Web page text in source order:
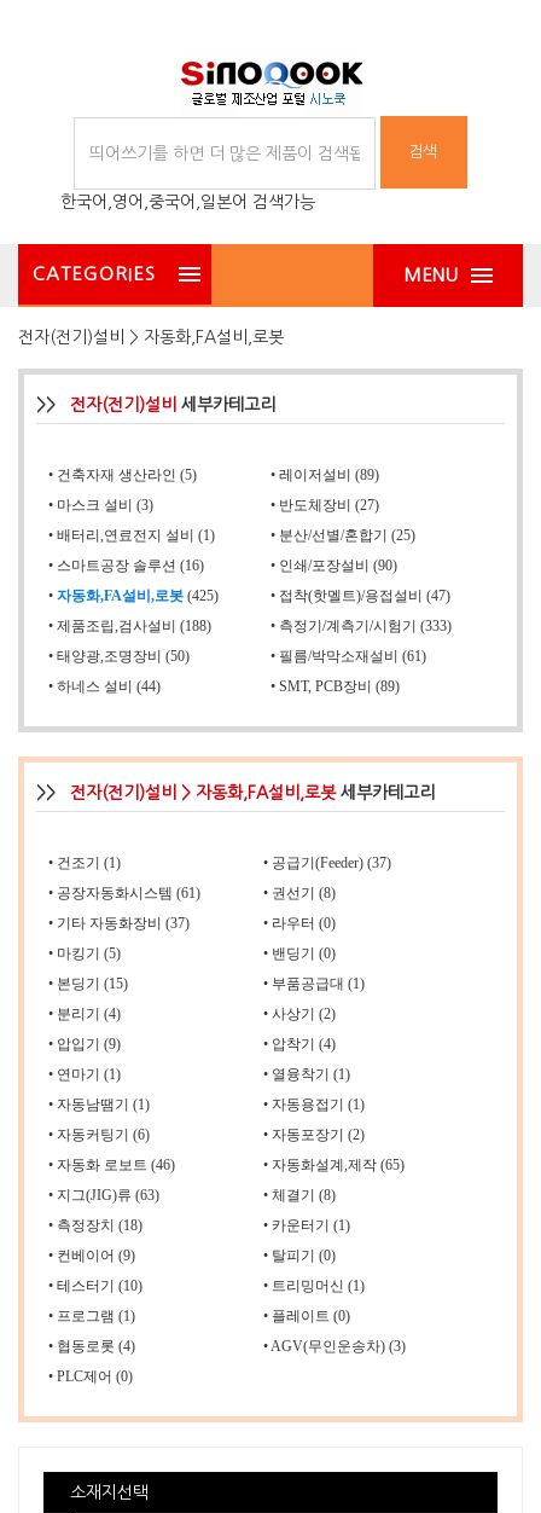
검색
한국어,영어,중국어,일본어 검색가능
CATEGORIES MENU
전자(전기)설비 > 자동화,FA설비,로봇
>> 전자(전기)설비 세부카테고리
• 건축자재 생산라인 (5) • 레이저설비 (89)
• 마스크 설비 (3) • 반도체장비 (27)
• 배터리,연료전지 설비 (1) • 분산/선별/혼합기 (25)
• 스마트공장 솔루션 (16) • 인쇄/포장설비 (90)
• 자동화,FA설비,로봇 (425) • 접착(핫멜트)/용접설비 (47)
• 제품조립,검사설비 (188) • 측정기/계측기/시험기 (333)
• 태양광,조명장비 (50) • 필름/박막소재설비 (61)
• 하네스 설비 (44) • SMT, PCB장비 (89)
>> 전자(전기)설비 > 자동화,FA설비,로봇세부카테고리
• 건조기 (1) • 공급기(Feeder) (37)
• 공장자동화시스템 (61) • 권선기 (8)
• 기타 자동화장비 (37) • 라우터 (0)
• 마킹기 (5) • 밴딩기 (0)
• 본딩기 (15) • 부품공급대 (1)
• 분리기 (4) • 사상기 (2)
• 압입기 (9) • 압착기 (4)
• 연마기 (1) • 열융착기 (1)
• 자동남땜기 (1) • 자동용접기 (1)
• 자동커팅기 (6) • 자동포장기 (2)
• 자동화 로보트 (46) • 자동화설계,제작 (65)
• 지그(JIG)류 (63) • 체결기 (8)
• 측정장치 (18) • 카운터기 (1)
• 컨베이어 (9) • 탈피기 (0)
• 테스터기 (10) • 트리밍머신 (1)
• 프로그램 (1) • 플레이트 (0)
• 협동로롯 (4) •AGV(무인운송차) (3)
• PLC제어 (0)
소재지선택